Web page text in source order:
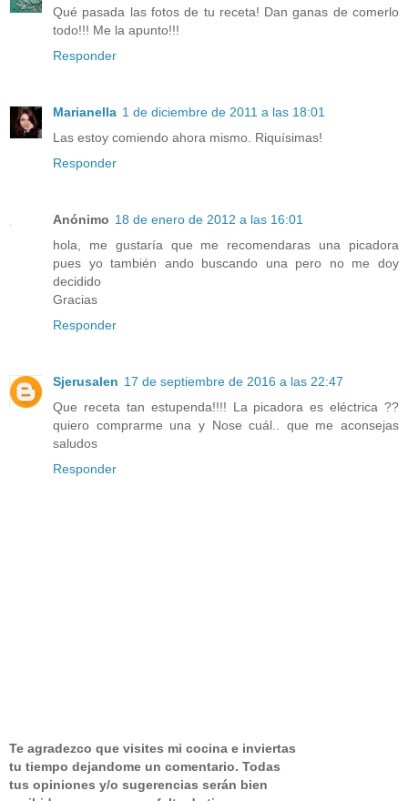
Qué pasada las fotos de tu receta! Dan ganas de comerlo
todo!!! Me la apunto!!!
Responder
Marianella 1 de diciembre de 2011 a las 18:01
Las estoy comiendo ahora mismo. Riquísimas!
Responder
Anónimo 18 de enero de 2012 a las 16:01
hola, me gustaría que me recomendaras una picadora
pues yo también ando buscando una pero no me doy
decidido
Gracias
Responder
Sjerusalen 17 de septiembre de 2016 a las 22:47
Que receta tan estupenda!!!! La picadora es eléctrica ??
quiero comprarme una y Nose cuál.. que me aconsejas
saludos
Responder
Te agradezco que visites mi cocina e inviertas
tu tiempo dejandome un comentario. Todas
tus opiniones y/o sugerencias serán bien